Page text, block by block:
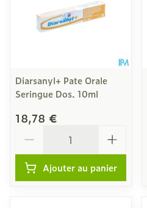
Diarsanyl+ Pate Orale
Seringue Dos. 10ml
18,78 €
Ajouter au panier